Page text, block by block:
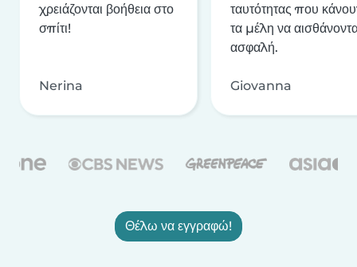
χρειάζονται βοήθεια στο
σπίτι!
Nerina
ταυτότητας που
τα μέλη να
ασφαλή.
Giovanna
Θέλω να εγγραφώ!